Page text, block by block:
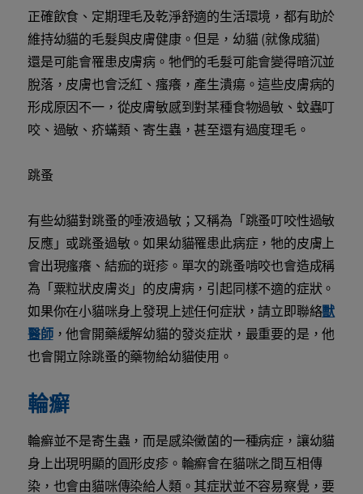
正確飲食、定期理毛及乾淨舒適的生活環境，都有助於
維持幼貓的毛髮與皮膚健康。但是，幼貓 (就像成貓)
還是可能會罹患皮膚病。牠們的毛髮可能會變得暗沉並
脫落，皮膚也會泛紅、瘙癢，產生潰瘍。這些皮膚病的
形成原因不一，從皮膚敏感到對某種食物過敏、蚊蟲叮
咬、過敏、疥蟎類、寄生蟲，甚至還有過度理毛。
跳蚤
有些幼貓對跳蚤的唾液過敏；又稱為「跳蚤叮咬性過敏
反應」或跳蚤過敏。如果幼貓罹患此病症，牠的皮膚上
會出現瘙癢、結痂的斑疹。單次的跳蚤啃咬也會造成稱
為「粟粒狀皮膚炎」的皮膚病，引起同樣不適的症狀。
如果你在小貓咪身上發現上述任何症狀，請立即聯絡獸
醫師，他會開藥緩解幼貓的發炎症狀，最重要的是，他
也會開立除跳蚤的藥物給幼貓使用。
輪癬
輪癬並不是寄生蟲，而是感染黴菌的一種病症，讓幼貓
身上出現明顯的圓形皮疹。輪癬會在貓咪之間互相傳
染，也會由貓咪傳染給人類。其症狀並不容易察覺，要